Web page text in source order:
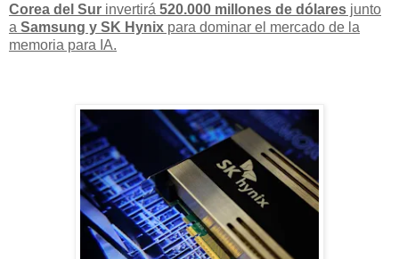
Corea del Sur invertirá 520.000 millones de dólares junto
a Samsung y SK Hynix para dominar el mercado de la
memoria para IA.